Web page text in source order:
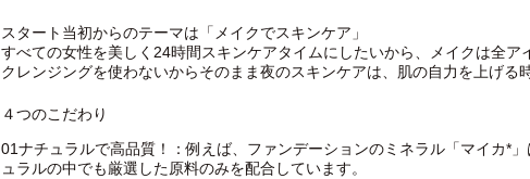
スタート当初からのテーマは「メイクでスキンケア」
すべての女性を美しく24時間スキンケアタイムにしたいから、メイクは全ア
クレンジングを使わないからそのまま夜のスキンケアは、肌の自力を上げる
４つのこだわり
01ナチュラルで高品質！：例えば、ファンデーションのミネラル「マイカ*
ュラルの中でも厳選した原料のみを配合しています。